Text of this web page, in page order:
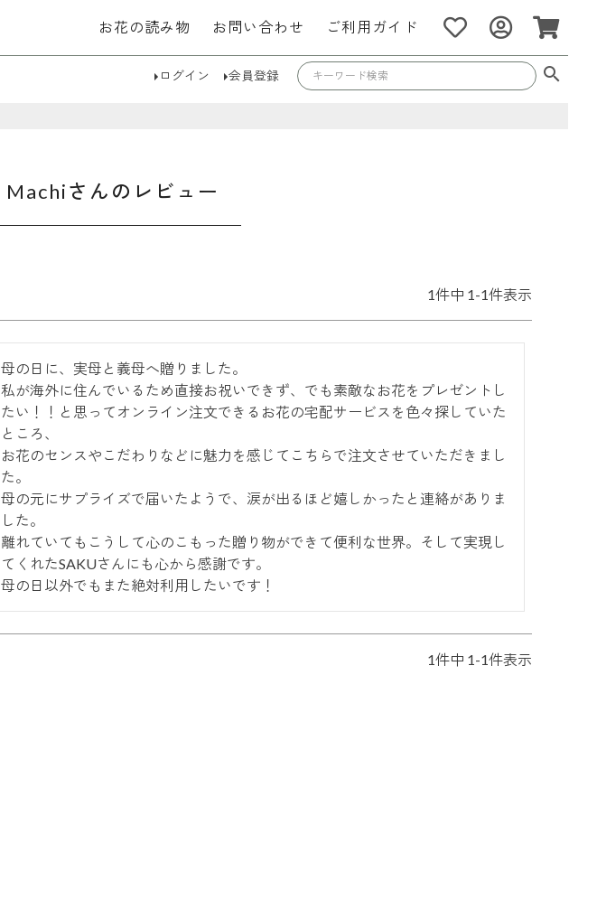
お花の読み物 お問い合わせ ご利用ガイド
ログイン 会員登録
Machiさんのレビュー
1件中 1-1件表示
母の日に、実母と義母へ贈りました。
私が海外に住んでいるため直接お祝いできず、でも素敵なお花をプレゼントし
たい！！と思ってオンライン注文できるお花の宅配サービスを色々探していた
ところ、
お花のセンスやこだわりなどに魅力を感じてこちらで注文させていただきまし
た。
母の元にサプライズで届いたようで、涙が出るほど嬉しかったと連絡がありま
した。
離れていてもこうして心のこもった贈り物ができて便利な世界。そして実現し
てくれたSAKUさんにも心から感謝です。
母の日以外でもまた絶対利用したいです！
1件中 1-1件表示